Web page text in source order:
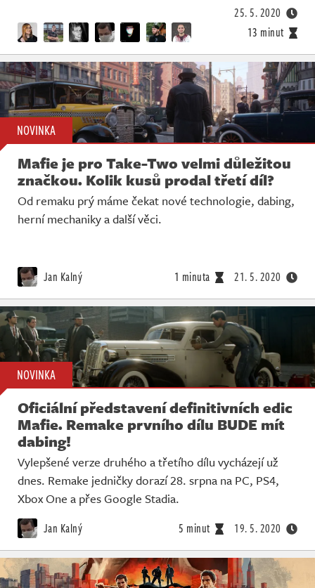
13 minut
25. 5. 2020
NOVINKA
Mafie je pro Take-Two velmi důležitou
značkou. Kolik kusů prodal třetí díl?
Od remaku prý máme čekat nové technologie, dabing,
herní mechaniky a další věci.
Jan Kalný 1 minuta 21. 5. 2020
NOVINKA
Oficiální představení definitivních edic
Mafie. Remake prvního dílu BUDE mít
dabing!
Vylepšené verze druhého a třetího dílu vycházejí už
dnes. Remake jedničky dorazí 28. srpna na PC, PS4,
Xbox One a přes Google Stadia.
Jan Kalný 5 minut 19. 5. 2020